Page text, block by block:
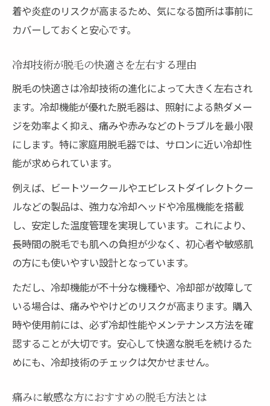
着や炎症のリスクが高まるため、気になる箇所は事前に
カバーしておくと安心です。
冷却技術が脱毛の快適さを左右する理由
脱毛の快適さは冷却技術の進化によって大きく左右され
ます。冷却機能が優れた脱毛器は、照射による熱ダメー
ジを効率よく抑え、痛みや赤みなどのトラブルを最小限
にします。特に家庭用脱毛器では、サロンに近い冷却性
能が求められています。
例えば、ビートツークールやエピレストダイレクトクー
ルなどの製品は、強力な冷却ヘッドや冷風機能を搭載
し、安定した温度管理を実現しています。これにより、
長時間の脱毛でも肌への負担が少なく、初心者や敏感肌
の方にも使いやすい設計となっています。
ただし、冷却機能が不十分な機種や、冷却部が故障して
いる場合は、痛みややけどのリスクが高まります。購入
時や使用前には、必ず冷却性能やメンテナンス方法を確
認することが大切です。安心して快適な脱毛を続けるた
めにも、冷却技術のチェックは欠かせません。
痛みに敏感な方におすすめの脱毛方法とは